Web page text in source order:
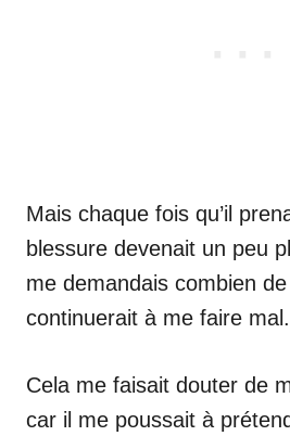
Mais chaque fois qu’il
blessure devenait un peu
me demandais combien de
continuerait à me faire mal.
Cela me faisait douter de
car il me poussait à